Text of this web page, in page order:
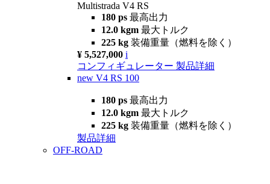
Multistrada V4 RS
180 ps 最高出力
12.0 kgm 最大トルク
225 kg 装備重量（燃料を除く）
¥ 5,527,000 i
コンフィギュレーター 製品詳細
new V4 RS 100
180 ps 最高出力
12.0 kgm 最大トルク
225 kg 装備重量（燃料を除く）
製品詳細
OFF-ROAD